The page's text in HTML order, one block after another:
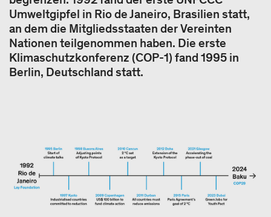
Umweltgipfel in Rio de Janeiro, Brasilien statt,
an dem die Mitgliedsstaaten der Vereinten
Nationen teilgenommen haben. Die erste
Klimaschutzkonferenz (COP-1) fand 1995 in
Berlin, Deutschland statt.